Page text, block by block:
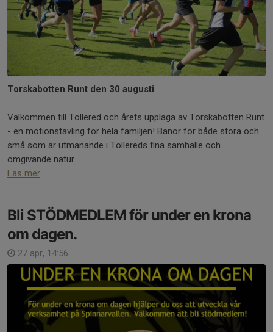
Torskabotten Runt den 30 augusti
Välkommen till Tollered och årets upplaga av Torskabotten Runt
- en motionstävling för hela familjen! Banor för både stora och
små som är utmanande i Tollereds fina samhälle och
omgivande natur....
Läs mer
Bli STÖDMEDLEM för under en krona
om dagen.
27 apr, 14:56